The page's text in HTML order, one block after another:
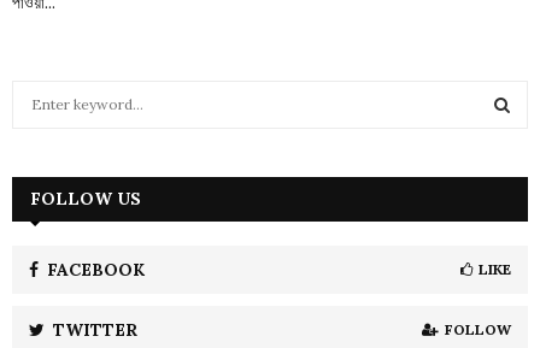
h
FOLLOW US
FACEBOOK LIKE
TWITTER FOLLOW